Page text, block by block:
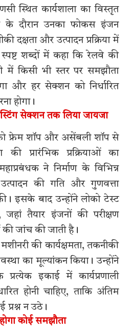
स्थित कार्यशाला का विस्तृत
के दौरान उनका फोकस इंजन
दक्षता और उत्पादन प्रक्रिया में
स्पष्ट शब्दों में कहा कि रेलवे की
में किसी भी स्तर पर समझौता
और हर सेक्शन को निर्धारित
होगा।
सेक्शन तक लिया जायजा
फ्रेम शॉप और असेंबली शॉप से
प्रारंभिक प्रक्रियाओं का
ने निर्माण के विभिन्न
की गति और गुणवत्ता
इसके बाद उन्होंने लोको टेस्ट
जहां तैयार इंजनों की परीक्षण
की जांच की जाती है।
की कार्यक्षमता, तकनीकी
का मूल्यांकन किया। उन्होंने
इकाई में कार्यप्रणाली
होनी चाहिए, ताकि अंतिम
प्रश्न न उठे।
कोई समझौता